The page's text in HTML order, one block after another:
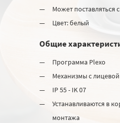
Может поставляться
Цвет: белый
Общие
Программа Plexo
Механизмы с
IP 55 - IK 07
Устанавливаются в
монтажа